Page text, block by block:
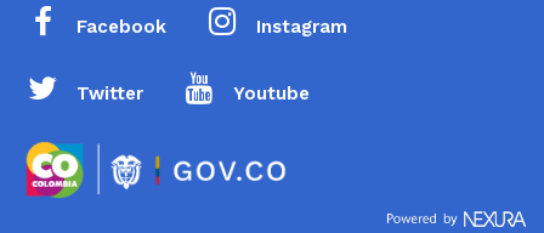
Facebook Instagram
Twitter Youtube